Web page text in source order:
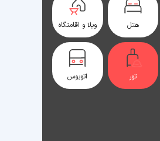
هتل ویلا و اقامتگاه
تور اتوبوس